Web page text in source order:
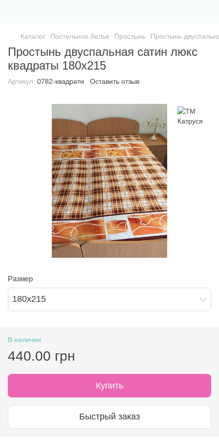
Каталог Постельное белье Простынь Простынь
Простынь двуспальная сатин люкс
квадраты 180х215
Артикул: 0782-квадрати Оставить отзыв
Размер
180х215
В наличии
440.00 грн
Купить
Быстрый заказ